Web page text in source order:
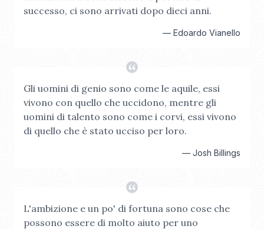
successo, ci sono arrivati dopo dieci anni.
— Edoardo Vianello
Gli uomini di genio sono come le aquile, essi
vivono con quello che uccidono, mentre gli
uomini di talento sono come i corvi, essi vivono
di quello che è stato ucciso per loro.
— Josh Billings
L'ambizione e un po' di fortuna sono cose che
possono essere di molto aiuto per uno